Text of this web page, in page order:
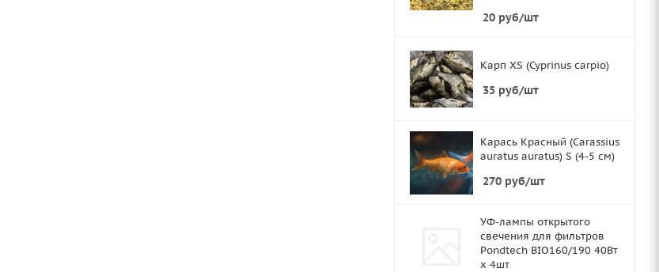
20 руб/шт
Карп XS (Cyprinus carpio)
35 руб/шт
Карась Красный (Carassius
auratus auratus) S (4-5 см)
270 руб/шт
УФ-лампы открытого
свечения для фильтров
Pondtech BIO160/190 40Вт
х 4шт